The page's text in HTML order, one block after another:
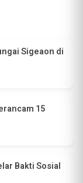
Sigeaon di
15
Bakti Sosial